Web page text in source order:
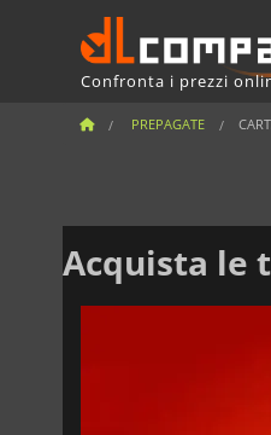
Confronta i prezzi
PREPAGATE
Acquista le